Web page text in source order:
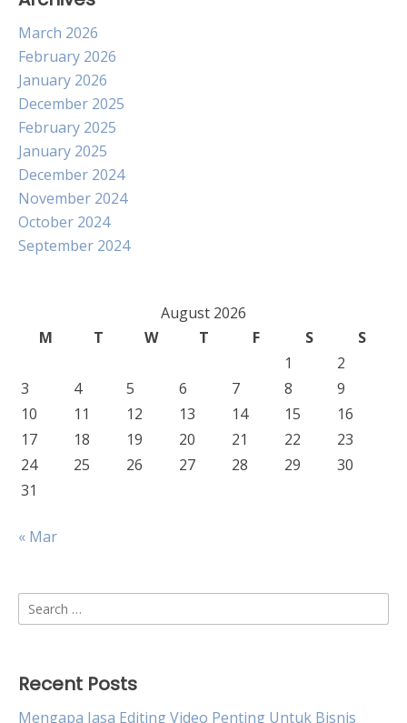
March 2026
February 2026
January 2026
December 2025
February 2025
January 2025
December 2024
November 2024
October 2024
September 2024
August 2026
M
T W T F S
S
1
2
3
4 5 6 7 8
9
10
11 12 13 14 15
16
17
18 19 20 21 22
23
24
25 26 27 28 29
30
31
« Mar
Search
for:
Recent Posts
Mengapa Jasa Editing Video Penting Untuk Bisnis